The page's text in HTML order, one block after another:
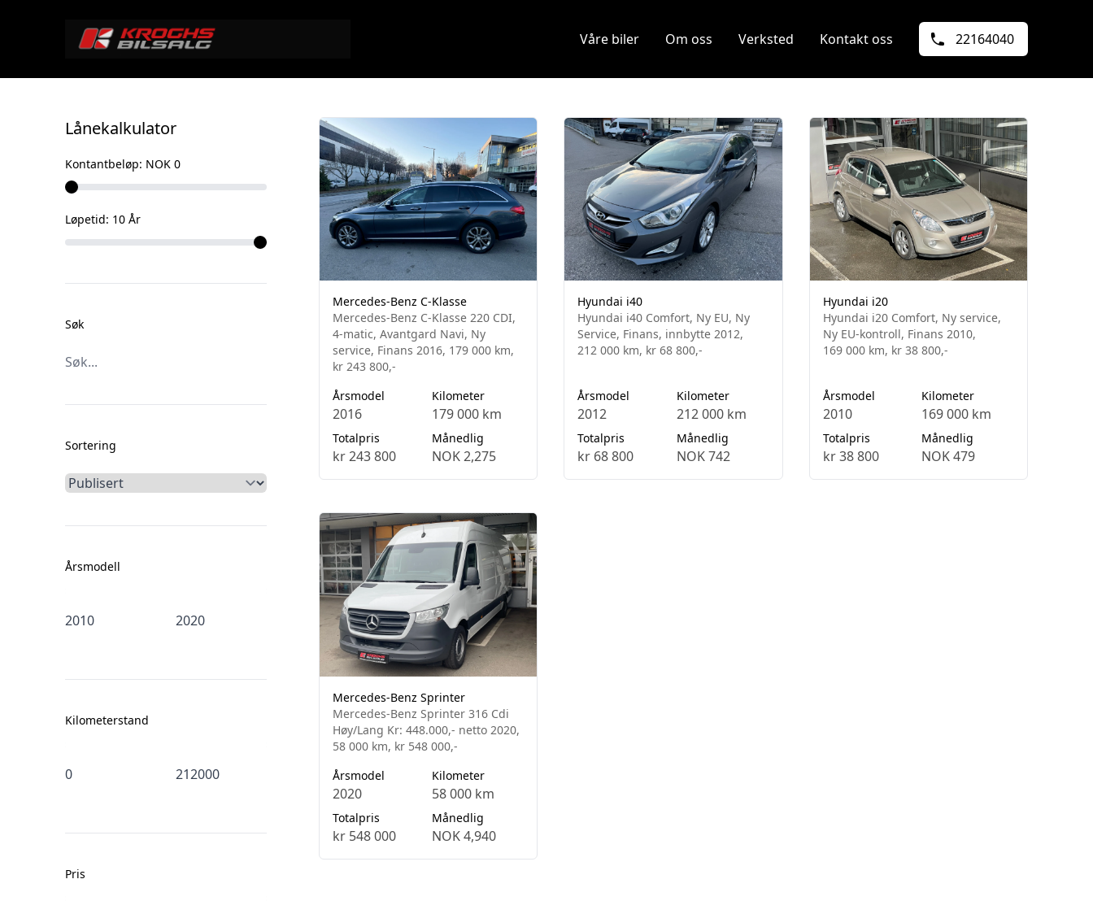
Våre biler Om oss Verksted Kontakt oss 22164040
Lånekalkulator
Kontantbeløp: NOK 0
Løpetid: 10 År
Søk
Sortering
Årsmodell
Kilometerstand
Pris
Mercedes-Benz C-Klasse
Mercedes-Benz C-Klasse 220 CDI,
4-matic, Avantgard Navi, Ny
service, Finans 2016, 179 000 km,
kr 243 800,-
Årsmodel
2016
Kilometer
179 000 km
Totalpris
kr 243 800
Månedlig
NOK 2,275
Hyundai i40
Hyundai i40 Comfort, Ny EU, Ny
Service, Finans, innbytte 2012,
212 000 km, kr 68 800,-
Årsmodel
2012
Kilometer
212 000 km
Totalpris
kr 68 800
Månedlig
NOK 742
Hyundai i20
Hyundai i20 Comfort, Ny service,
Ny EU-kontroll, Finans 2010,
169 000 km, kr 38 800,-
Årsmodel
2010
Kilometer
169 000 km
Totalpris
kr 38 800
Månedlig
NOK 479
Mercedes-Benz Sprinter
Mercedes-Benz Sprinter 316 Cdi
Høy/Lang Kr: 448.000,- netto 2020,
58 000 km, kr 548 000,-
Årsmodel
2020
Kilometer
58 000 km
Totalpris
kr 548 000
Månedlig
NOK 4,940